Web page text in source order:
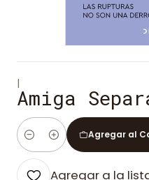
|
Amiga
Cantidad
Agregar al
Agregar a la